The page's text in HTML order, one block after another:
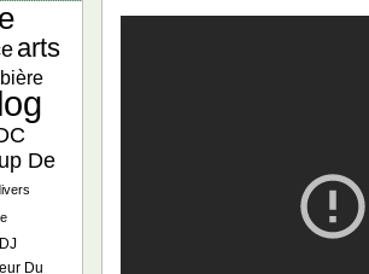
arts
bière
De
Du